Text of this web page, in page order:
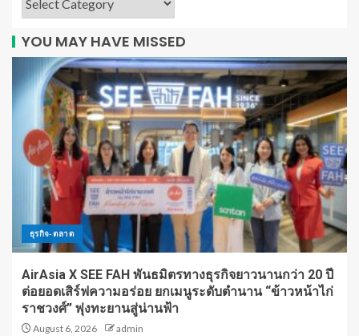
YOU MAY HAVE MISSED
ธุรกิจ-ตลาด
AirAsia X SEE FAH พันธมิตรทางธุรกิจยาวนานกว่า 20 ปี
ต่อยอดเสิร์ฟความอร่อย ยกเมนูระดับตำนาน “ข้าวหน้าไก่
ราชวงศ์” พุ่งทะยานสู่น่านฟ้า
August 6, 2026 admin